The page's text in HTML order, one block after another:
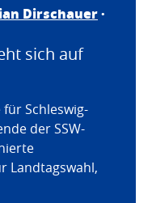
Dirschauer·
sich auf
Schleswig-
der SSW-
Landtagswahl,